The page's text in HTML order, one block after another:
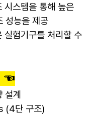
시스템을 통해 높은
성능을 제공
실험기구를 처리할 수
☜
설계
(4단 구조)